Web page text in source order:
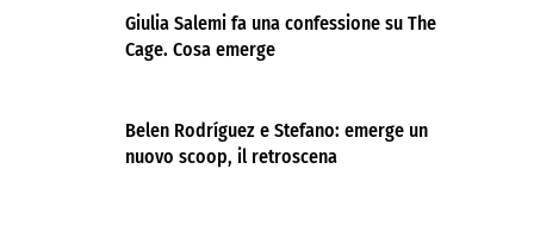
Giulia Salemi fa una confessione su The
Cage. Cosa emerge
Belen Rodríguez e Stefano: emerge un
nuovo scoop, il retroscena